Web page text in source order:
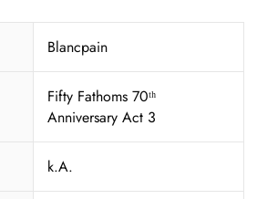
Blancpain
Fifty Fathoms 70ᵗʰ
Anniversary Act 3
k.A.